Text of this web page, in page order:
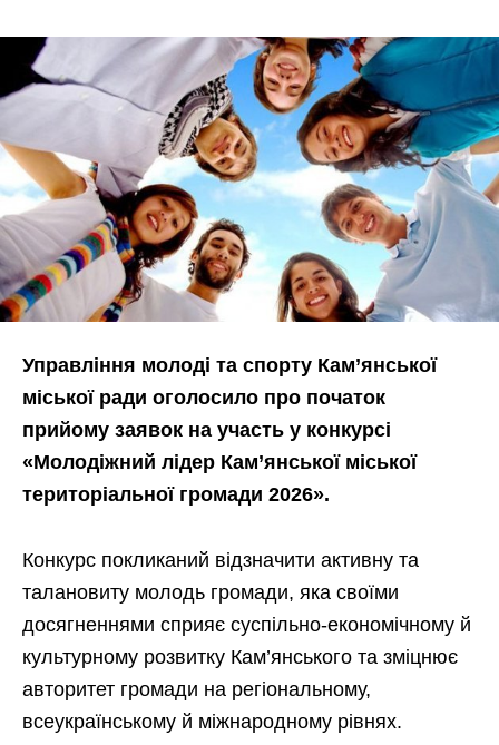
Управління молоді та спорту Кам’янської
міської ради оголосило про початок
прийому заявок на участь у конкурсі
«Молодіжний лідер Кам’янської міської
територіальної громади 2026».
Конкурс покликаний відзначити активну та
талановиту молодь громади, яка своїми
досягненнями сприяє суспільно-економічному й
культурному розвитку Кам’янського та зміцнює
авторитет громади на регіональному,
всеукраїнському й міжнародному рівнях.